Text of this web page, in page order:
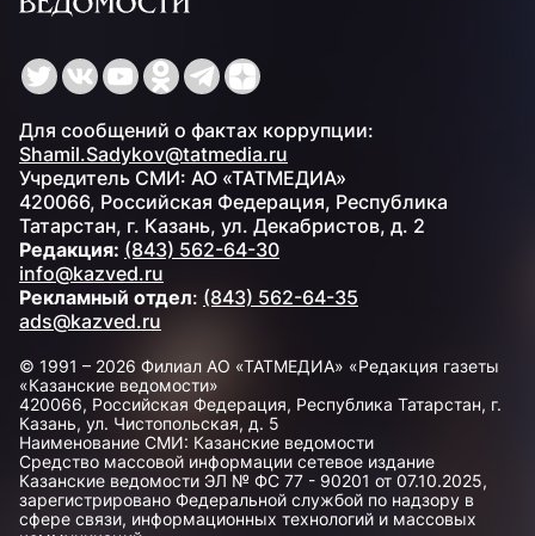
Для сообщений о фактах коррупции:
Shamil.Sadykov@tatmedia.ru
Учредитель СМИ: АО «ТАТМЕДИА»
420066, Российская Федерация, Республика
Татарстан, г. Казань, ул. Декабристов, д. 2
Редакция: (843) 562-64-30
info@kazved.ru
Рекламный отдел: (843) 562-64-35
ads@kazved.ru
© 1991 – 2026 Филиал АО «ТАТМЕДИА» «Редакция газеты
«Казанские ведомости»
420066, Российская Федерация, Республика Татарстан, г.
Казань, ул. Чистопольская, д. 5
Наименование СМИ: Казанские ведомости
Средство массовой информации сетевое издание
Казанские ведомости ЭЛ № ФС 77 - 90201 от 07.10.2025,
зарегистрировано Федеральной службой по надзору в
сфере связи, информационных технологий и массовых